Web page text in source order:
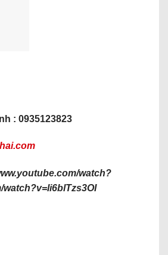
: 0935123823
watch?
watch?v=li6blTzs3OI